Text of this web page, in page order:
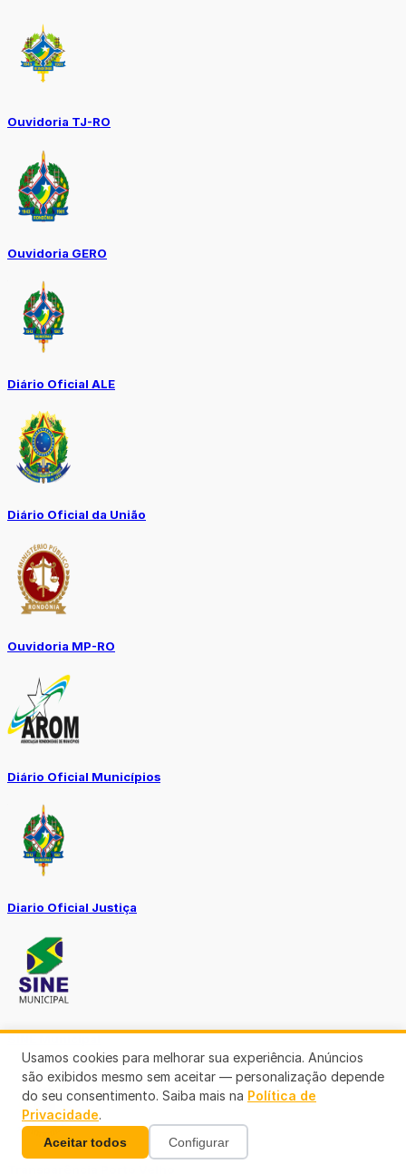
Ouvidoria TJ-RO
Ouvidoria GERO
Diário Oficial ALE
Diário Oficial da União
Ouvidoria MP-RO
Diário Oficial Municípios
Diario Oficial Justiça
Usamos cookies para melhorar sua experiência. Anúncios
são exibidos mesmo sem aceitar — personalização depende
do seu consentimento. Saiba mais na Política de
Privacidade.
Aceitar todos Configurar